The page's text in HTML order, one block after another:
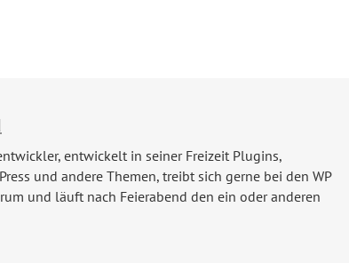
entwickelt in seiner Freizeit Plugins,
und andere Themen, treibt sich gerne bei den WP
und läuft nach Feierabend den ein oder anderen